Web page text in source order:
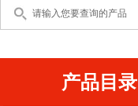
产品目录